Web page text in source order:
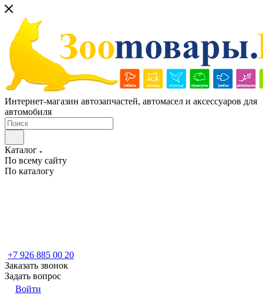
Интернет-магазин автозапчастей, автомасел и аксессуаров для
автомобиля
Каталог
По всему сайту
По каталогу
+7 926 885 00 20
Заказать звонок
Задать вопрос
Войти